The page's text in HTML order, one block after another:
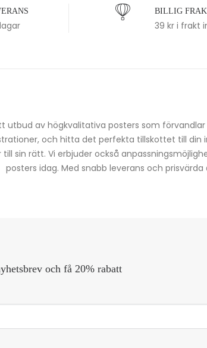
BILLIG
39 kr i frakt
utbud av högkvalitativa posters som
och hitta det perfekta tillskottet till
sin rätt. Vi erbjuder också
posters idag. Med snabb leverans och
och få 20% rabatt